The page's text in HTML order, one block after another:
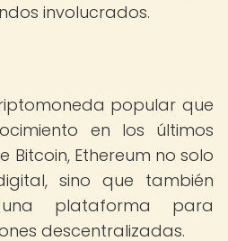
involucrados.
popular que
en los últimos
Bitcoin, Ethereum no solo
sino que también
plataforma para
descentralizadas.